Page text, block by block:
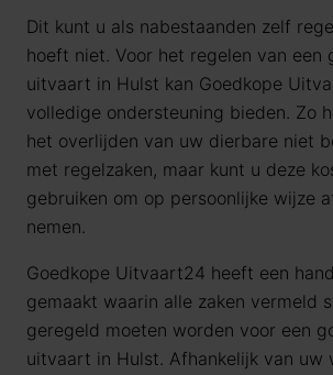
Dit kunt u als nabestaanden zelf
hoeft niet. Voor het regelen van een
uitvaart in Hulst kan Goedkope
volledige ondersteuning bieden. Zo
het overlijden van uw dierbare niet
met regelzaken, maar kunt u deze
gebruiken om op persoonlijke wijze
nemen.
Goedkope Uitvaart24 heeft een
gemaakt waarin alle zaken vermeld
geregeld moeten worden voor een
uitvaart in Hulst. Afhankelijk van uw